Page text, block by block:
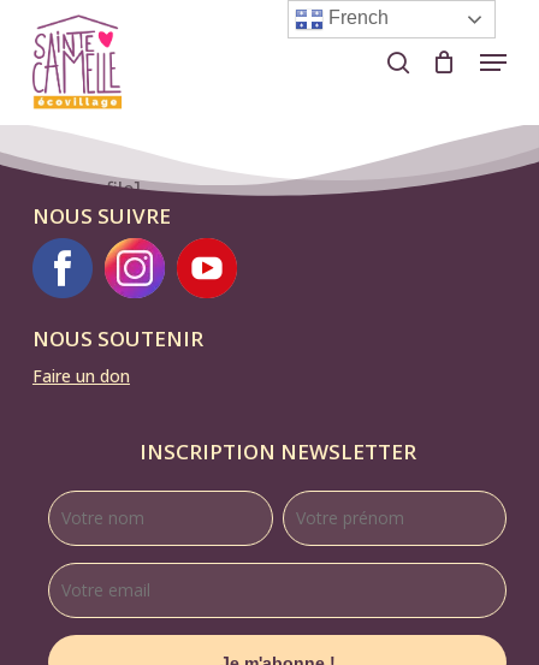
main
content
search Menu
[em_profile]
NOUS SUIVRE
NOUS SOUTENIR
Faire un don
INSCRIPTION NEWSLETTER
Close
French